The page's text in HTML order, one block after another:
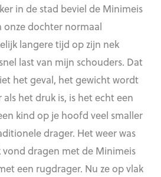
in de stad beviel de Minimeis
onze dochter normaal
langere tijd op zijn nek
last van mijn schouders. Dat
het geval, het gewicht wordt
het druk is, is het echt een
kind op je hoofd veel smaller
drager. Het weer was
dragen met de Minimeis
een rugdrager. Nu ze op vlak